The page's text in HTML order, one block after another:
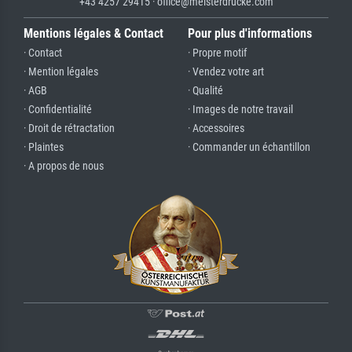
Mentions légales & Contact
· Contact
· Mention légales
· AGB
· Confidentialité
· Droit de rétractation
· Plaintes
· A propos de nous
Pour plus d'informations
· Propre motif
· Vendez votre art
· Qualité
· Images de notre travail
· Accessoires
· Commander un échantillon